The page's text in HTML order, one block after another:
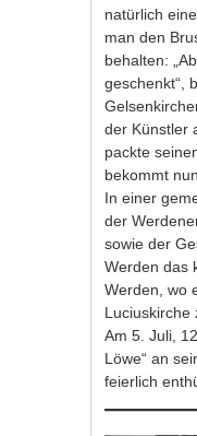
natürlich
man den
behalten:
geschenkt“,
der Künstler
packte
bekommt
In einer
der
sowie der
Werden das
Werden, wo
Luciuskirche
Am 5. Juli,
Löwe“ an
feierlich